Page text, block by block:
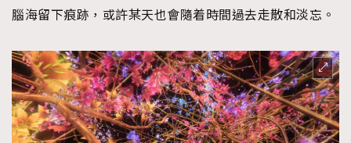
腦海留下痕跡，或許某天也會隨着時間過去走散和淡忘。